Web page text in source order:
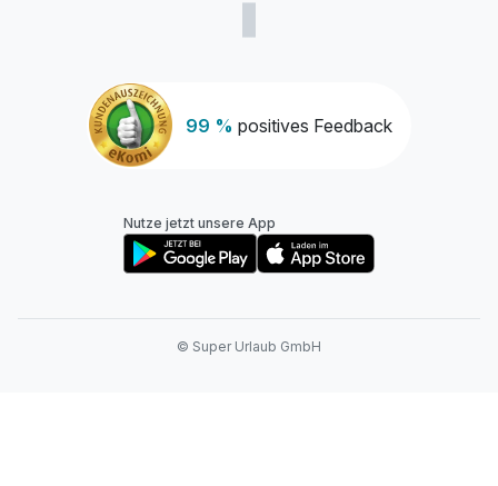
99 % positives Feedback
Nutze jetzt unsere App
© Super Urlaub GmbH